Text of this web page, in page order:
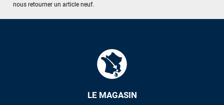
nous retourner un article neuf.
LE MAGASIN